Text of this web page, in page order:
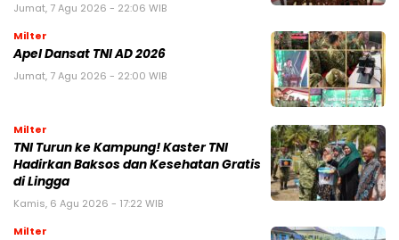
Jumat, 7 Agu 2026 - 22:06 WIB
Milter
Apel Dansat TNI AD 2026
Jumat, 7 Agu 2026 - 22:00 WIB
Milter
TNI Turun ke Kampung! Kaster TNI
Hadirkan Baksos dan Kesehatan Gratis
di Lingga
Kamis, 6 Agu 2026 - 17:22 WIB
Milter